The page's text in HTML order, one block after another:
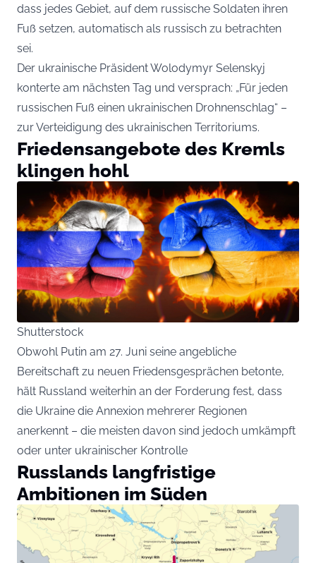
dass jedes Gebiet, auf dem russische Soldaten ihren
Fuß setzen, automatisch als russisch zu betrachten
sei.
Der ukrainische Präsident Wolodymyr Selenskyj
konterte am nächsten Tag und versprach: „Für jeden
russischen Fuß einen ukrainischen Drohnenschlag“ –
zur Verteidigung des ukrainischen Territoriums.
Friedensangebote des Kremls
klingen hohl
Shutterstock
Obwohl Putin am 27. Juni seine angebliche
Bereitschaft zu neuen Friedensgesprächen betonte,
hält Russland weiterhin an der Forderung fest, dass
die Ukraine die Annexion mehrerer Regionen
anerkennt – die meisten davon sind jedoch umkämpft
oder unter ukrainischer Kontrolle
Russlands langfristige
Ambitionen im Süden